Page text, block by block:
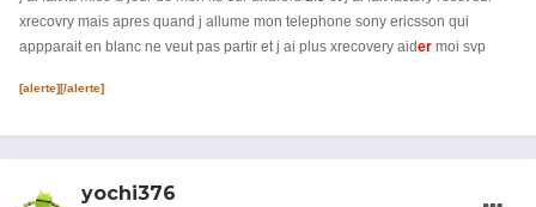
xrecovry mais apres quand j allume mon telephone sony ericsson qui
appparait en blanc ne veut pas partir et j ai plus xrecovery aider moi svp
[alerte][/alerte]
yochi376